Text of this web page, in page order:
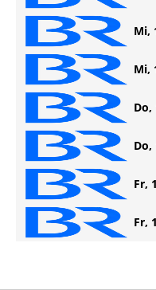
Mi,
Mi,
Do,
Do,
Fr,
Fr,